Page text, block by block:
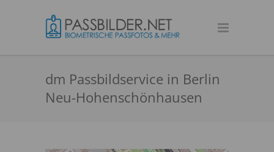
dm Passbildservice in Berlin
Neu-Hohenschönhausen